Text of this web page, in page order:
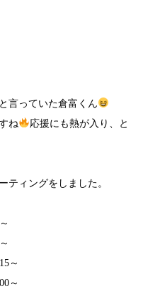
言っていた倉富くん
ね
応援にも熱が入り、と
ティングをしました。
～
～